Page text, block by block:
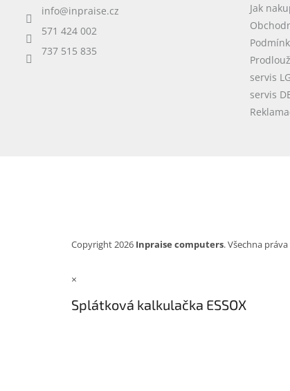
info@inpraise.cz
571 424 002
737 515 835
Jak
servis
servis
Copyright 2026 Inpraise computers. Všechna
×
Splátková kalkulačka ESSOX